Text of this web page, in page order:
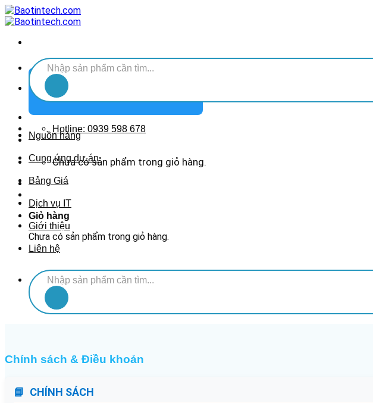
Chuyển
đến
dung
Tìm
kiếm:
Hotline: 0939 598 678
Chưa có sản phẩm trong giỏ hàng.
Giỏ hàng
Chưa có sản phẩm trong giỏ hàng.
DANH MỤC SẢN PHẨM
Nguồn hàng
Cung ứng dự án
Bảng Giá
Dịch vụ IT
Giới thiệu
Liên hệ
Tìm
kiếm:
Chính sách & Điều khoản
CHÍNH SÁCH